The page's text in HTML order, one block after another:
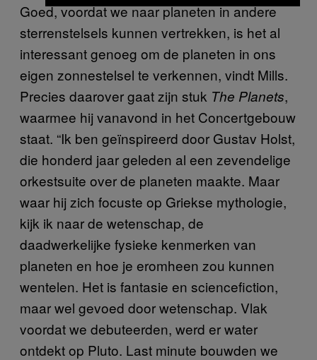
Goed, voordat we naar planeten in andere
sterrenstelsels kunnen vertrekken, is het al
interessant genoeg om de planeten in ons
eigen zonnestelsel te verkennen, vindt Mills.
Precies daarover gaat zijn stuk The Planets,
waarmee hij vanavond in het Concertgebouw
staat. “Ik ben geïnspireerd door Gustav Holst,
die honderd jaar geleden al een zevendelige
orkestsuite over de planeten maakte. Maar
waar hij zich focuste op Griekse mythologie,
kijk ik naar de wetenschap, de
daadwerkelijke fysieke kenmerken van
planeten en hoe je eromheen zou kunnen
wentelen. Het is fantasie en sciencefiction,
maar wel gevoed door wetenschap. Vlak
voordat we debuteerden, werd er water
ontdekt op Pluto. Last minute bouwden we